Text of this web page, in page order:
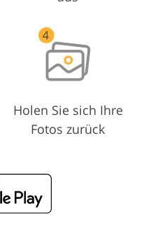
Holen Sie sich Ihre
Fotos zurück